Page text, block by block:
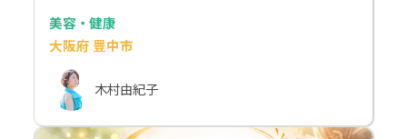
美容・健康
大阪府 豊中市
木村由紀子